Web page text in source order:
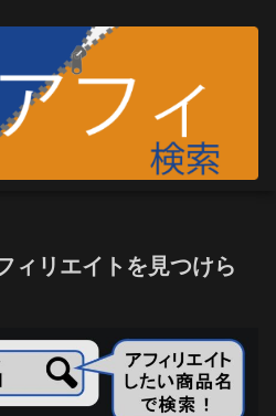
ィリエイトを見つけら